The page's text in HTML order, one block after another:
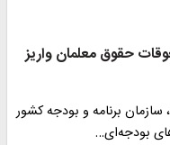
حقوق معلمان واریز
برنامه و بودجه کشور
بودجه‌ای…